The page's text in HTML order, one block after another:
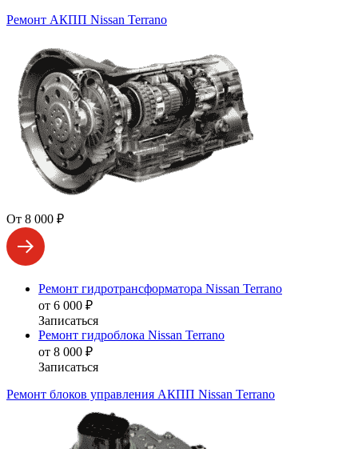
Ремонт АКПП Nissan Terrano
От 8 000 ₽
Ремонт гидротрансформатора Nissan Terrano
от 6 000 ₽
Записаться
Ремонт гидроблока Nissan Terrano
от 8 000 ₽
Записаться
Ремонт блоков управления АКПП Nissan Terrano